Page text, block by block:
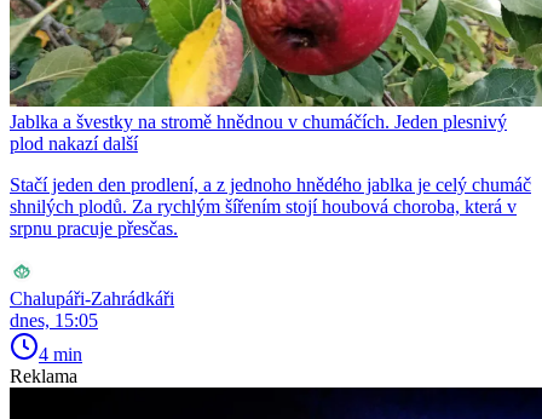
Jablka a švestky na stromě hnědnou v chumáčích. Jeden plesnivý
plod nakazí další
Stačí jeden den prodlení, a z jednoho hnědého jablka je celý chumáč
shnilých plodů. Za rychlým šířením stojí houbová choroba, která v
srpnu pracuje přesčas.
Chalupáři-Zahrádkáři
dnes, 15:05
4 min
Reklama